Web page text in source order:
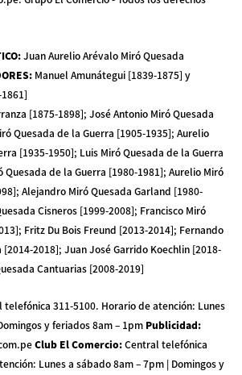
:Juan Aurelio Arévalo Miró Quesada
: Manuel Amunátegui [1839-1875] y
[1875-1898]; José Antonio Miró Quesada
Quesada de la Guerra [1905-1935]; Aurelio
[1935-1950]; Luis Miró Quesada de la Guerra
Quesada de la Guerra [1980-1981]; Aurelio Miró
Alejandro Miró Quesada Garland [1980-
Cisneros [1999-2008]; Francisco Miró
Fritz Du Bois Freund [2013-2014]; Fernando
2018]; Juan José Garrido Koechlin [2018-
Cantuarias [2008-2019]
telefónica 311-5100. Horario de atención: Lunes
y feriados 8am – 1pm Publicidad:
Club El Comercio:Central telefónica
Lunes a sábado 8am – 7pm | Domingos y